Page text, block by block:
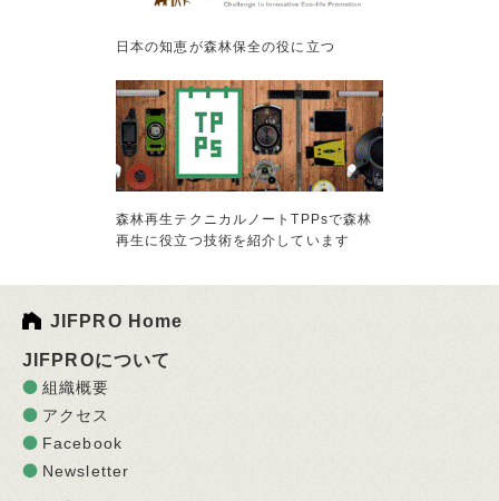
日本の知恵が森林保全の役に立つ
森林再生テクニカルノートTPPsで森林
再生に役立つ技術を紹介しています
JIFPRO Home
JIFPROについて
組織概要
アクセス
Facebook
Newsletter